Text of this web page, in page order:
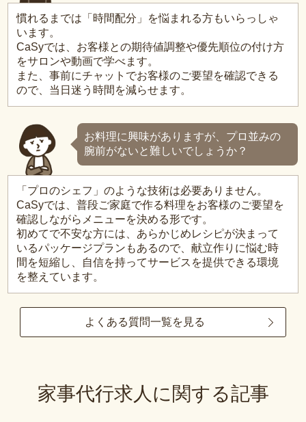
慣れるまでは「時間配分」を悩まれる方もいらっしゃ
います。
CaSyでは、お客様との期待値調整や優先順位の付け方
をサロンや動画で学べます。
また、事前にチャットでお客様のご要望を確認できる
ので、当日迷う時間を減らせます。
お料理に興味がありますが、プロ並みの
腕前がないと難しいでしょうか？
「プロのシェフ」のような技術は必要ありません。
CaSyでは、普段ご家庭で作る料理をお客様のご要望を
確認しながらメニューを決める形です。
初めてで不安な方には、あらかじめレシピが決まって
いるパッケージプランもあるので、献立作りに悩む時
間を短縮し、自信を持ってサービスを提供できる環境
を整えています。
よくある質問一覧を見る
家事代行求人に関する記事